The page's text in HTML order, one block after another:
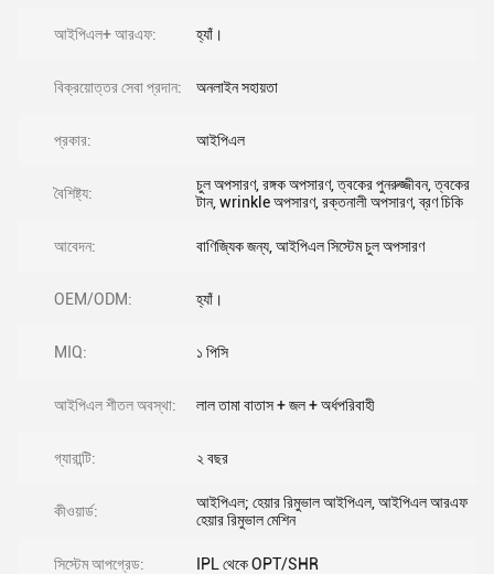
আইপিএল+ আরএফ: হ্যাঁ।
বিক্রয়োত্তর সেবা প্রদান: অনলাইন সহায়তা
প্রকার: আইপিএল
বৈশিষ্ট্য:
চুল অপসারণ, রঙ্গক অপসারণ, ত্বকের পুনরুজ্জীবন, ত্বকের
টান, wrinkle অপসারণ, রক্তনালী অপসারণ, ব্রণ চিকি
আবেদন: বাণিজ্যিক জন্য, আইপিএল সিস্টেম চুল অপসারণ
OEM/ODM: হ্যাঁ।
MIQ: ১ পিসি
আইপিএল শীতল অবস্থা: লাল তামা বাতাস + জল + অর্ধপরিবাহী
গ্যারান্টি: ২ বছর
কীওয়ার্ড:
আইপিএল; হেয়ার রিমুভাল আইপিএল, আইপিএল আরএফ
হেয়ার রিমুভাল মেশিন
সিস্টেম আপগ্রেড: IPL থেকে OPT/SHR